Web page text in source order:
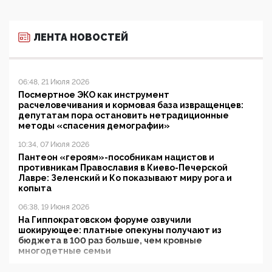
ЛЕНТА НОВОСТЕЙ
06:48, 21 Июля 2026
Посмертное ЭКО как инструмент
расчеловечивания и кормовая база извращенцев:
депутатам пора остановить нетрадиционные
методы «спасения демографии»
10:34, 07 Июля 2026
Пантеон «героям»-пособникам нацистов и
противникам Православия в Киево-Печерской
Лавре: Зеленский и Ко показывают миру рога и
копыта
06:38, 19 Июня 2026
На Гиппократовском форуме озвучили
шокирующее: платные опекуны получают из
бюджета в 100 раз больше, чем кровные
многодетные семьи